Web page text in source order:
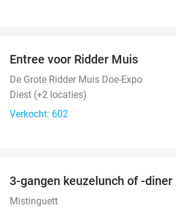
Entree voor Ridder Muis
De Grote Ridder Muis Doe-Expo
Diest (+2 locaties)
Verkocht: 602
3-gangen keuzelunch of -
Mistinguett